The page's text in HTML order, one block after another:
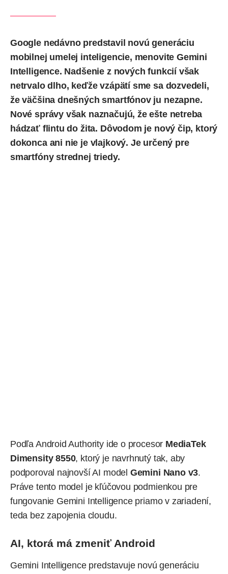
Googlenedávno predstavil novú generáciu
mobilnej umelej inteligencie, menovite Gemini
Intelligence. Nadšenie z nových funkcií však
netrvalo dlho, keďže vzápätí sme sa dozvedeli,
že väčšina dnešných smartfónov ju nezapne.
Nové správy však naznačujú, že ešte netreba
hádzať flintu do žita. Dôvodom je nový čip, ktorý
dokonca ani nie je vlajkový. Je určený pre
smartfóny strednej triedy.
Podľa Android Authority ide o procesor MediaTek
Dimensity 8550, ktorý je navrhnutý tak, aby
podporoval najnovší AI model Gemini Nano v3.
Práve tento model je kľúčovou podmienkou pre
fungovanie Gemini Intelligence priamo v zariadení,
teda bez zapojenia cloudu.
AI, ktorá má zmeniť Android
Gemini Intelligence predstavuje novú generáciu